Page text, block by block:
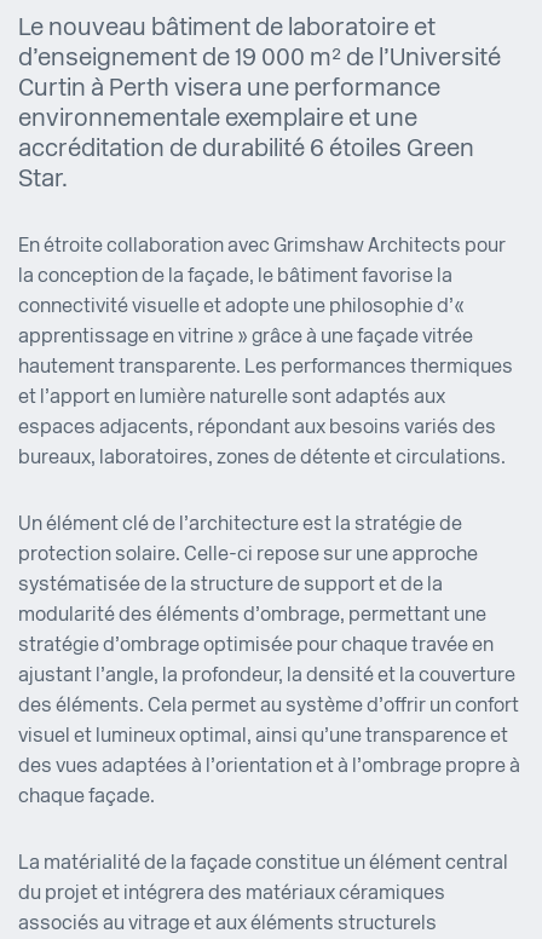
Le nouveau bâtiment de laboratoire et
d’enseignement de 19 000 m² de l’Université
Curtin à Perth visera une performance
environnementale exemplaire et une
accréditation de durabilité 6 étoiles Green
Star.
En étroite collaboration avec Grimshaw Architects pour
la conception de la façade, le bâtiment favorise la
connectivité visuelle et adopte une philosophie d’«
apprentissage en vitrine » grâce à une façade vitrée
hautement transparente. Les performances thermiques
et l’apport en lumière naturelle sont adaptés aux
espaces adjacents, répondant aux besoins variés des
bureaux, laboratoires, zones de détente et circulations.
Un élément clé de l’architecture est la stratégie de
protection solaire. Celle-ci repose sur une approche
systématisée de la structure de support et de la
modularité des éléments d’ombrage, permettant une
stratégie d’ombrage optimisée pour chaque travée en
ajustant l’angle, la profondeur, la densité et la couverture
des éléments. Cela permet au système d’offrir un confort
visuel et lumineux optimal, ainsi qu’une transparence et
des vues adaptées à l’orientation et à l’ombrage propre à
chaque façade.
La matérialité de la façade constitue un élément central
du projet et intégrera des matériaux céramiques
associés au vitrage et aux éléments structurels